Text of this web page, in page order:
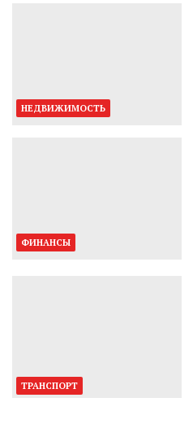
НЕДВИЖИМОСТЬ
ФИНАНСЫ
ТРАНСПОРТ